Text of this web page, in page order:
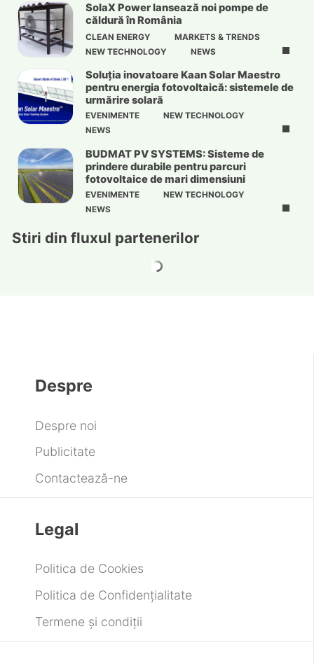
SolaX Power lansează noi pompe de
căldură în România
CLEAN ENERGY
MARKETS & TRENDS
NEW TECHNOLOGY
NEWS
Soluția inovatoare Kaan Solar Maestro
pentru energia fotovoltaică: sistemele de
urmărire solară
EVENIMENTE
NEW TECHNOLOGY
NEWS
BUDMAT PV SYSTEMS: Sisteme de
prindere durabile pentru parcuri
fotovoltaice de mari dimensiuni
EVENIMENTE
NEW TECHNOLOGY
NEWS
Stiri din fluxul partenerilor
Despre
Despre noi
Publicitate
Contactează-ne
Legal
Politica de Cookies
Politica de Confidențialitate
Termene și condiții